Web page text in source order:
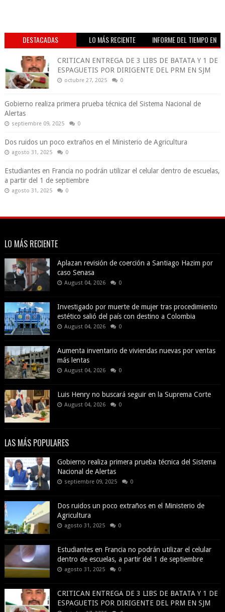
DESTACADAS LO MÁS RECIENTE
INFORME DEL TIEMPO EN
CRITICAN ENTREGA DE 3 LIBS DE BATATA Y 1 DE
ESPAGUETIS POR DIRIGENTE DEL PRM EN SJM
octubre 27, 2025 0
Gobierno realiza primera prueba técnica del Sistema Nacional de
Alertas
septiembre 09, 2025 0
Dos ruidos un poco extraños en el Ministerio de Agricultura
agosto 31, 2025 0
Estudiantes en Francia no podrán utilizar el celular dentro de escuelas,
a partir del 1 de septiembre
agosto 31, 2025 0
LO MÁS RECIENTE
Aplazan revisión de coerción a Santiago Hazim por
caso Senasa
August 04, 2026 0
Investigado por muerte de mujer tras procedimiento
estético salió del país con destino a Colombia
August 04, 2026 0
Aumenta inventario de viviendas nuevas por ventas
más lentas
August 04, 2026 0
Luis Henry no buscará seguir en la Suprema Corte
August 04, 2026 0
LAS MÁS POPULARES
Gobierno realiza primera prueba técnica del Sistema
Nacional de Alertas
septiembre 09, 2025 0
Dos ruidos un poco extraños en el Ministerio de
Agricultura
agosto 31, 2025 0
Estudiantes en Francia no podrán utilizar el celular
dentro de escuelas, a partir del 1 de septiembre
agosto 31, 2025 0
CRITICAN ENTREGA DE 3 LIBS DE BATATA Y 1 DE
ESPAGUETIS POR DIRIGENTE DEL PRM EN SJM